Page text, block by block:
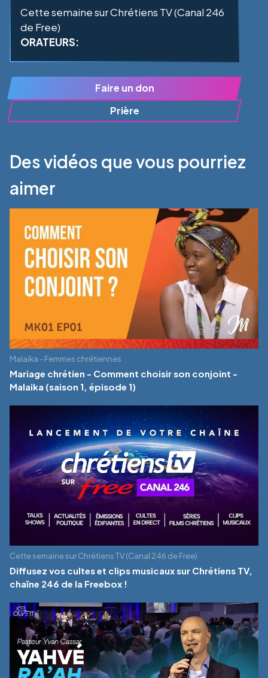
Cette semaine sur Chrétiens TV (Canal 246
de Free)
ORATEURS:
Faire un don
Prière
Des vidéos que vous pourriez
aimer
Malaïka - Femmes chrétiennes
Mariage chrétien - Comment choisir son conjoint -
Malaika (saison 1, épisode 1)
Cette semaine sur Chrétiens TV (Canal 246 de Free)
Diffusez vos cultes et clips musicaux sur Chrétiens TV,
chaîne 246 de la Freebox !